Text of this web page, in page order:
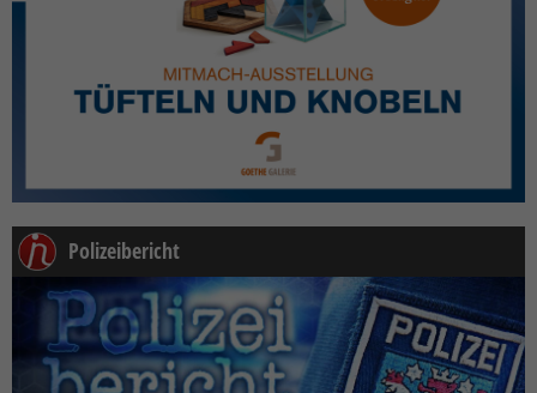
Polizeibericht